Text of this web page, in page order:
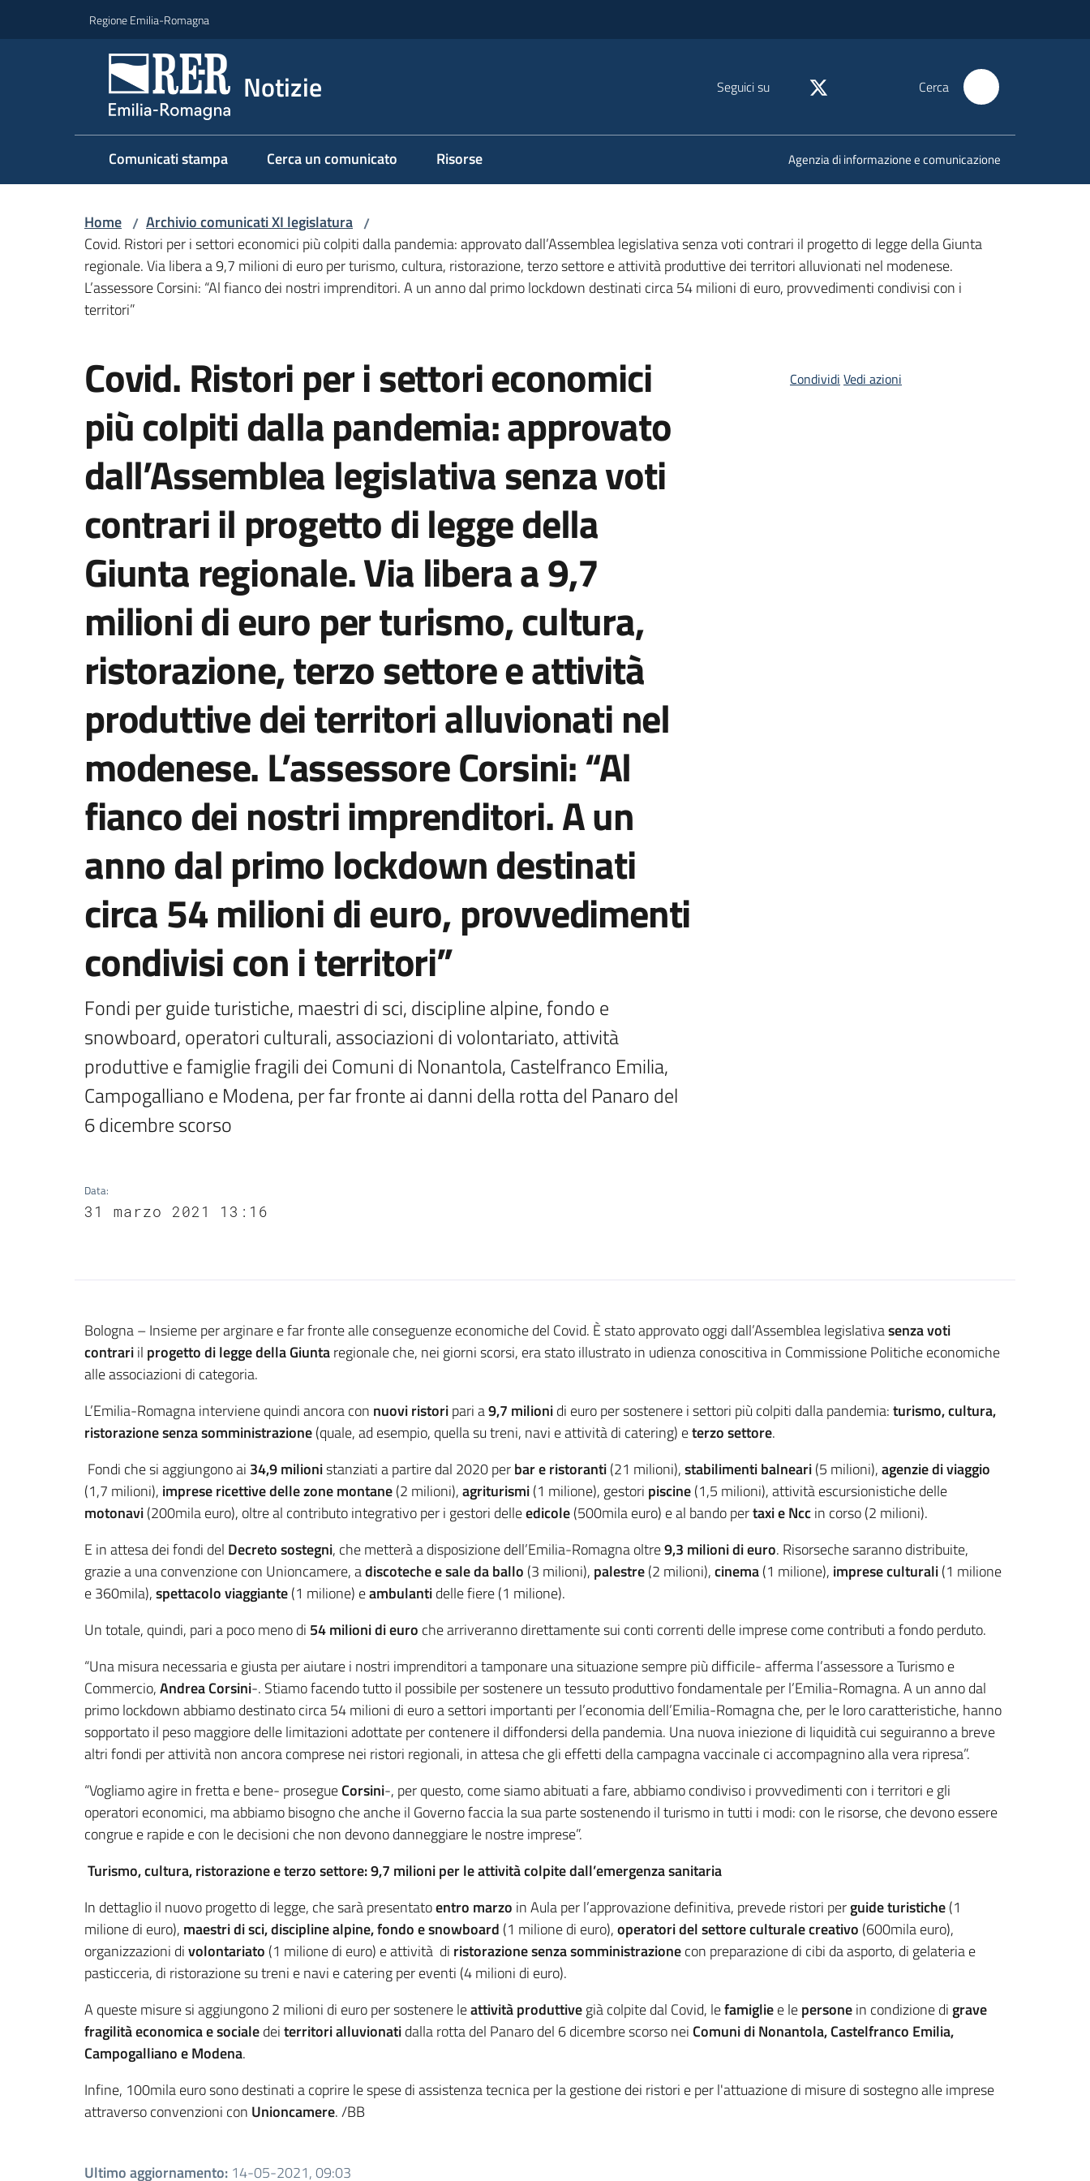
Regione Emilia-Romagna
Notizie Seguici su Cerca
Comunicati stampa Cerca un comunicato Risorse Agenzia di informazione e comunicazione
Home / Archivio comunicati XI legislatura /
Covid. Ristori per i settori economici più colpiti dalla pandemia: approvato dall’Assemblea legislativa senza voti contrari il progetto di legge della Giunta
regionale. Via libera a 9,7 milioni di euro per turismo, cultura, ristorazione, terzo settore e attività produttive dei territori alluvionati nel modenese.
L’assessore Corsini: “Al fianco dei nostri imprenditori. A un anno dal primo lockdown destinati circa 54 milioni di euro, provvedimenti condivisi con i
territori”
Covid. Ristori per i settori economici
più colpiti dalla pandemia: approvato
dall’Assemblea legislativa senza voti
contrari il progetto di legge della
Giunta regionale. Via libera a 9,7
milioni di euro per turismo, cultura,
ristorazione, terzo settore e attività
produttive dei territori alluvionati nel
modenese. L’assessore Corsini: “Al
fianco dei nostri imprenditori. A un
anno dal primo lockdown destinati
circa 54 milioni di euro, provvedimenti
condivisi con i territori”
Fondi per guide turistiche, maestri di sci, discipline alpine, fondo e
snowboard, operatori culturali, associazioni di volontariato, attività
produttive e famiglie fragili dei Comuni di Nonantola, Castelfranco Emilia,
Campogalliano e Modena, per far fronte ai danni della rotta del Panaro del
6 dicembre scorso
Data:
31 marzo 2021 13:16
Condividi Vedi azioni
Contenuto
Bologna – Insieme per arginare e far fronte alle conseguenze economiche del Covid. È stato approvato oggi dall’Assemblea legislativasenza voti
contrariil progetto di legge della Giuntaregionale che, nei giorni scorsi, era stato illustrato in udienza conoscitiva in Commissione Politiche economiche
alle associazioni di categoria.
L’Emilia-Romagna interviene quindi ancora con nuovi ristoripari a9,7 milionidi euro per sostenere i settori più colpiti dalla pandemia:turismo, cultura,
ristorazione senza somministrazione(quale, ad esempio, quella su treni, navi e attività di catering) eterzo settore.
Fondi che si aggiungono ai 34,9 milionistanziati a partire dal 2020 perbar e ristoranti(21 milioni),stabilimenti balneari(5 milioni),agenzie di viaggio
(1,7 milioni), imprese ricettive delle zone montane(2 milioni),agriturismi(1 milione), gestori piscine(1,5 milioni), attività escursionistiche delle
motonavi(200mila euro), oltre al contributo integrativo per i gestori delleedicole(500mila euro) e al bando pertaxi e Nccin corso (2 milioni).
E in attesa dei fondi del Decreto sostegni, che metterà a disposizione dell’Emilia-Romagna oltre9,3 milioni di euro. Risorseche saranno distribuite,
grazie a una convenzione con Unioncamere, adiscoteche e sale da ballo (3 milioni), palestre(2 milioni),cinema(1 milione), imprese culturali(1 milione
e 360mila),spettacolo viaggiante(1 milione) eambulantidelle fiere (1 milione).
Un totale, quindi, pari a poco meno di 54 milioni di euro che arriveranno direttamente sui conti correnti delle imprese come contributi a fondo perduto.
“Una misura necessaria e giusta per aiutare i nostri imprenditori a tamponare una situazione sempre più difficile- afferma l’assessore a Turismo e
Commercio,Andrea Corsini-. Stiamo facendo tutto il possibile per sostenere un tessuto produttivo fondamentale per l’Emilia-Romagna. A un anno dal
primo lockdown abbiamo destinato circa 54 milioni di euro a settori importanti per l’economia dell’Emilia-Romagna che, per le loro caratteristiche, hanno
sopportato il peso maggiore delle limitazioni adottate per contenere il diffondersi della pandemia. Una nuova iniezione di liquidità cui seguiranno a breve
altri fondi per attività non ancora comprese nei ristori regionali, in attesa che gli effetti della campagna vaccinale ci accompagnino alla vera ripresa”.
“Vogliamo agire in fretta e bene- prosegueCorsini-, per questo, come siamo abituati a fare, abbiamo condiviso i provvedimenti con i territori e gli
operatori economici, ma abbiamo bisogno che anche il Governo faccia la sua parte sostenendo il turismo in tutti i modi: con le risorse, che devono essere
congrue e rapide e con le decisioni che non devono danneggiare le nostre imprese”.
Turismo, cultura, ristorazione e terzo settore: 9,7 milioni per le attività colpite dall’emergenza sanitaria
In dettaglio il nuovo progetto di legge, che sarà presentatoentro marzo in Aula per l’approvazione definitiva, prevede ristori perguide turistiche(1
milione di euro), maestri di sci, discipline alpine, fondo e snowboard (1 milione di euro),operatori del settore culturale creativo (600mila euro),
organizzazioni divolontariato (1 milione di euro) e attività di ristorazione senza somministrazionecon preparazione di cibi da asporto, di gelateria e
pasticceria, di ristorazione su treni e navi e catering per eventi (4 milioni di euro).
A queste misure si aggiungono 2 milioni di euro per sostenere leattività produttivegià colpite dal Covid, lefamigliee lepersonein condizione di grave
fragilità economica e socialedeiterritori alluvionatidalla rotta del Panaro del 6 dicembre scorso nei Comuni di Nonantola, Castelfranco Emilia,
Campogalliano e Modena.
Infine, 100mila euro sono destinati a coprire le spese di assistenza tecnica per la gestione dei ristori e per l'attuazione di misure di sostegno alle imprese
attraverso convenzioni con Unioncamere. /BB
Ultimo aggiornamento: 14-05-2021, 09:03